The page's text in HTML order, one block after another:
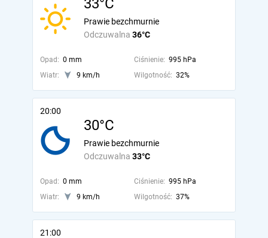
33°C
Odczuwalna 36°C
Prawie bezchmurnie
Opad: 0 mm Ciśnienie: 995 hPa
Wiatr:
9 km/h Wilgotność: 32%
20:00
30°C
Odczuwalna 33°C
Prawie bezchmurnie
Opad: 0 mm Ciśnienie: 995 hPa
Wiatr:
9 km/h Wilgotność: 37%
21:00